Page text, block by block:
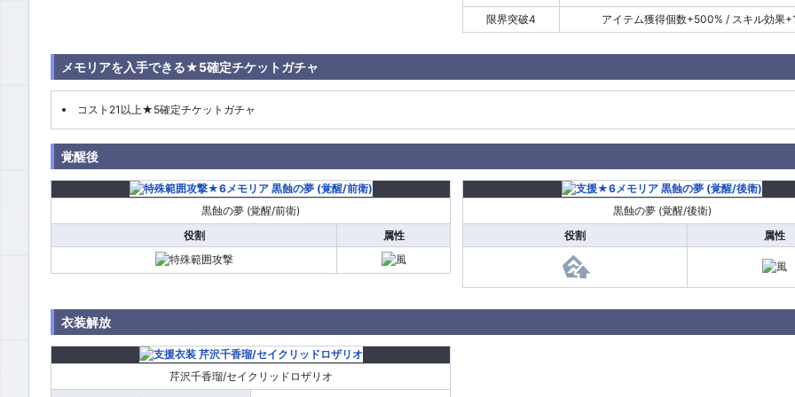
限界突破4 アイテム獲得個数+500% / スキル効果
メモリアを入手できる★5確定チケットガチャ
コスト21以上★5確定チケットガチャ
覚醒後
黒蝕の夢 (覚醒/前衛)
役割
属性
黒蝕の夢 (覚醒/後衛)
役割
属性
衣装解放
芹沢千香瑠/セイクリッドロザリオ